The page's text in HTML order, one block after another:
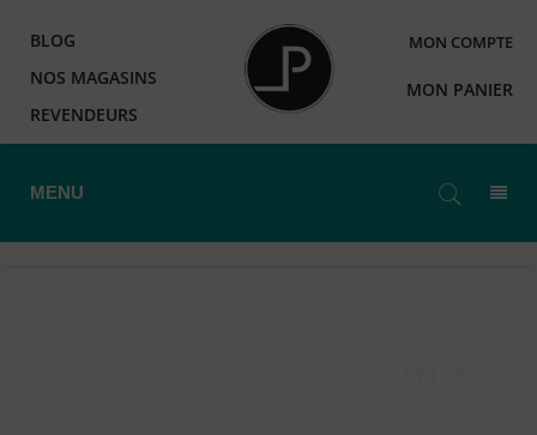
BLOG
NOS MAGASINS
REVENDEURS
MON COMPTE
MON PANIER
MENU